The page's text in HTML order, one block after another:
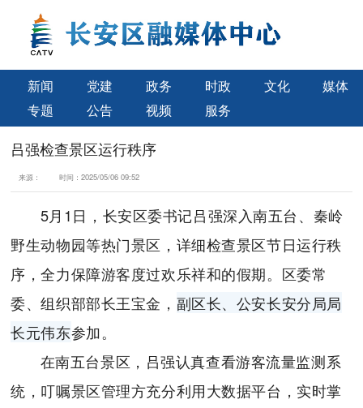
新闻 党建 政务 时政 文化
媒体
专题
公告 视频 服务
吕强检查景区运行秩序
来源： 时间：2025/05/06 09:52
5月1日，长安区委书记吕强深入南五台、秦岭
野生动物园等热门景区，详细检查景区节日运行秩
序，全力保障游客度过欢乐祥和的假期。区委常
委、组织部部长王宝金， 副区长、公安长安分局局
长元伟东参加。
在南五台景区，吕强认真查看游客流量监测系
统，叮嘱景区管理方充分利用大数据平台，实时掌